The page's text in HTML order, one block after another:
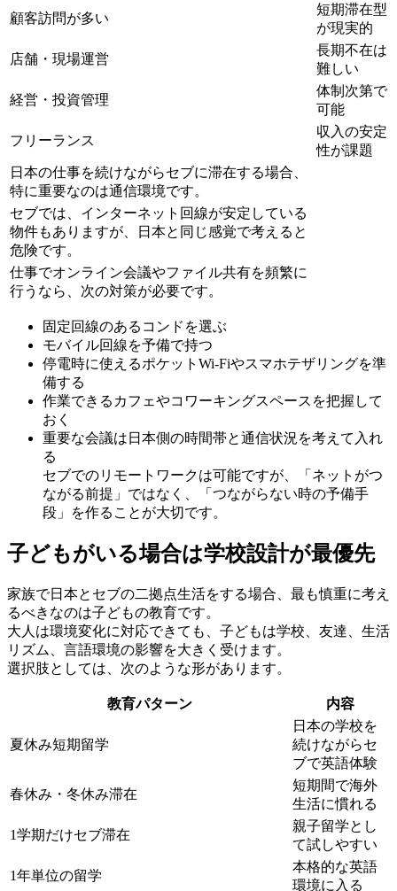
顧客訪問が多い
短期滞在型
が現実的
店舗・現場運営
長期不在は
難しい
経営・投資管理
体制次第で
可能
フリーランス
収入の安定
性が課題
日本の仕事を続けながらセブに滞在する場合、
特に重要なのは通信環境です。
セブでは、インターネット回線が安定している
物件もありますが、日本と同じ感覚で考えると
危険です。
仕事でオンライン会議やファイル共有を頻繁に
行うなら、次の対策が必要です。
固定回線のあるコンドを選ぶ
モバイル回線を予備で持つ
停電時に使えるポケットWi-Fiやスマホテザリングを準
備する
作業できるカフェやコワーキングスペースを把握して
おく
重要な会議は日本側の時間帯と通信状況を考えて入れ
る
セブでのリモートワークは可能ですが、「ネットがつ
ながる前提」ではなく、「つながらない時の予備手
段」を作ることが大切です。
子どもがいる場合は学校設計が最優先
家族で日本とセブの二拠点生活をする場合、最も慎重に考え
るべきなのは子どもの教育です。
大人は環境変化に対応できても、子どもは学校、友達、生活
リズム、言語環境の影響を大きく受けます。
選択肢としては、次のような形があります。
教育パターン 内容
夏休み短期留学
日本の学校を
続けながらセ
ブで英語体験
春休み・冬休み滞在
短期間で海外
生活に慣れる
1学期だけセブ滞在
親子留学とし
て試しやすい
1年単位の留学
本格的な英語
環境に入る